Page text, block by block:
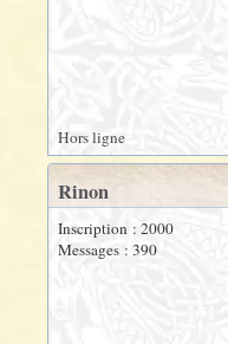
Hors ligne
Rinon
Inscription : 2000
Messages : 390